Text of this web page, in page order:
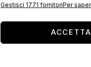
Gestisci 1771 fornitoriPer
ACCETTA